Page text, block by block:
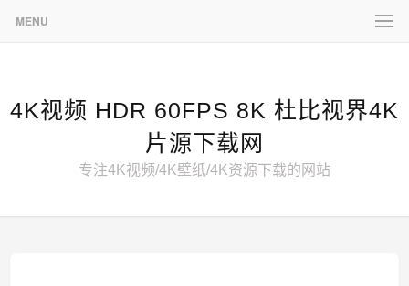
MENU
4K视频 HDR 60FPS 8K 杜比视界4K
片源下载网
专注4K视频/4K壁纸/4K资源下载的网站